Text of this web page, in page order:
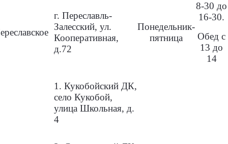
г. Переславль-
Залесский, ул.
Кооперативная,
д.72
Понедельник-
пятница
8-30 до
16-30.
Обед с
13 до
14
1. Кукобойский ДК,
село Кукобой,
улица Школьная, д.
4